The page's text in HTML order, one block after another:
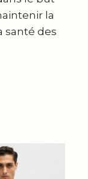
la
santé des